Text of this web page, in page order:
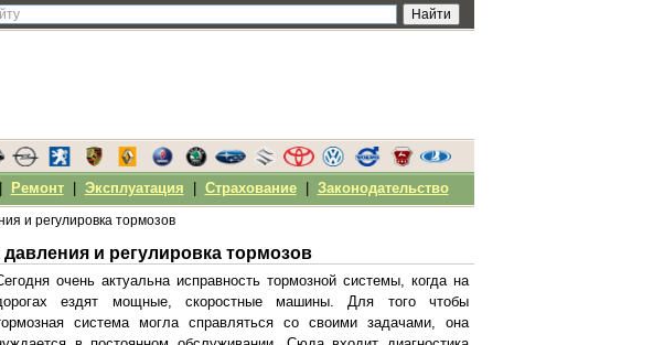
и регулировка тормозов
давления и регулировка тормозов
очень актуальна исправность тормозной системы, когда на
ездят мощные, скоростные машины. Для того чтобы
система могла справляться со своими задачами, она
Ремонт| Эксплуатация Страхование| Законодательство